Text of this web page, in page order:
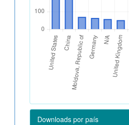
Downloads por país